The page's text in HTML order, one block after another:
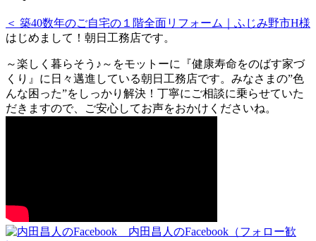
＜ 築40数年のご自宅の１階全面リフォーム｜ふじみ野市H様
はじめまして！朝日工務店です。
～楽しく暮らそう♪～をモットーに『健康寿命をのばす家づ
くり』に日々邁進している朝日工務店です。みなさまの”色
んな困った”をしっかり解決！丁寧にご相談に乗らせていた
だきますので、ご安心してお声をおかけくださいね。
内田昌人のFacebook（フォロー歓